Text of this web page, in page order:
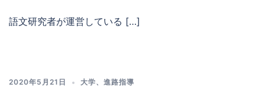
語文研究者が運営している […]
2020年5月21日 大学、 進路指導